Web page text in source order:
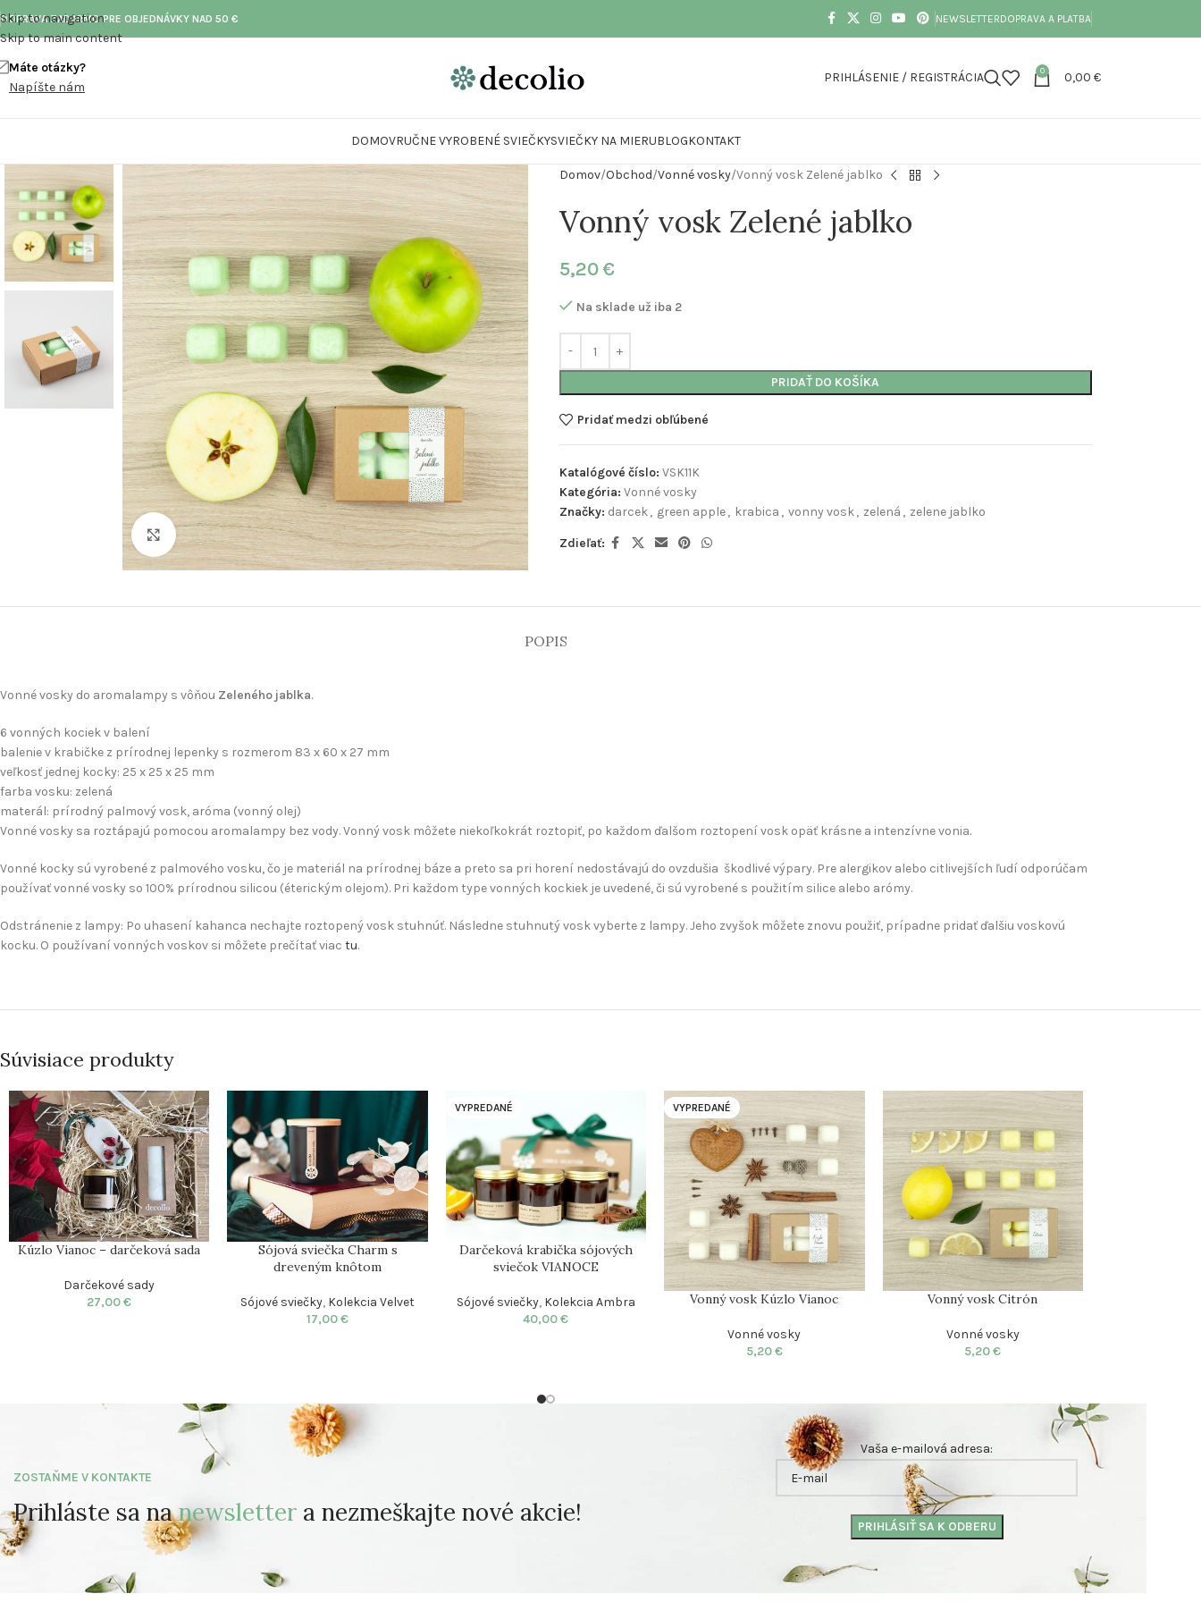
Skip to navigation
Skip to main content
DOPRAVA ZADARMO PRE OBJEDNÁVKY NAD 50 € NEWSLETTERDOPRAVA A PLATBA
Máte otázky?
Napíšte nám
PRIHLÁSENIE / REGISTRÁCIA 0 0,00 €
DOMOVRUČNE VYROBENÉ SVIEČKYSVIEČKY NA MIERUBLOGKONTAKT
Klikni pre zväčšenie
Domov Obchod Vonné vosky Vonný vosk Zelené jablko
Vonný vosk Zelené jablko
5,20 €
Na sklade už iba 2
PRIDAŤ DO KOŠÍKA
Pridať medzi obľúbené
Katalógové číslo: VSK11K
Kategória: Vonné vosky
Značky: darcek, green apple, krabica , vonny vosk, zelená , zelene jablko
Zdieľať:
POPIS
Vonné vosky do aromalampy s vôňou Zeleného jablka.
6 vonných kociek v balení
balenie v krabičke z prírodnej lepenky s rozmerom 83 x 60 x 27 mm
veľkosť jednej kocky: 25 x 25 x 25 mm
farba vosku: zelená
materál: prírodný palmový vosk, aróma (vonný olej)
Vonné vosky sa roztápajú pomocou aromalampy bez vody. Vonný vosk môžete niekoľkokrát roztopiť, po každom ďalšom roztopení vosk opäť krásne a intenzívne vonia.
Vonné kocky sú vyrobené z palmového vosku, čo je materiál na prírodnej báze a preto sa pri horení nedostávajú do ovzdušia škodlivé výpary. Pre alergikov alebo citlivejších ľudí odporúčam
používať vonné vosky so 100% prírodnou silicou (éterickým olejom). Pri každom type vonných kockiek​ je uvedené, či sú ​vyrobené ​s použitím silice alebo ​​arómy.
Odstránenie z lampy: ​Po uhasení kahanca nechaj​t​e ​roztopený ​vosk stuhnúť. Následne stuhnutý vosk vyber​te​ z lampy.​ Jeho zvyšok môže​t​e znovu použiť, prípadne pridať ďalšiu voskovú
kocku. O používaní vonných voskov si môžete prečítať viac tu.
Súvisiace produkty
Kúzlo Vianoc – darčeková sada
Darčekové sady
27,00€
Sójová sviečka Charm s
dreveným knôtom
Sójové sviečky, Kolekcia Velvet
17,00€
VYPREDANÉ
Darčeková krabička sójových
sviečok VIANOCE
Sójové sviečky, Kolekcia Ambra
40,00€
VYPREDANÉ
Vonný vosk Kúzlo Vianoc
Vonné vosky
5,20€
Vonný vosk Citrón
Vonné vosky
5,20€
ZOSTAŇME V KONTAKTE
Prihláste sa nanewsletter a nezmeškajte nové akcie!
Vaša e-mailová adresa: